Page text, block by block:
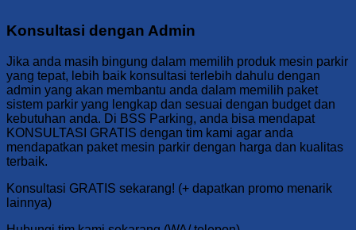
Konsultasi dengan Admin
Jika anda masih bingung dalam memilih produk mesin parkir
yang tepat, lebih baik konsultasi terlebih dahulu dengan
admin yang akan membantu anda dalam memilih paket
sistem parkir yang lengkap dan sesuai dengan budget dan
kebutuhan anda. Di BSS Parking, anda bisa mendapat
KONSULTASI GRATIS dengan tim kami agar anda
mendapatkan paket mesin parkir dengan harga dan kualitas
terbaik.
Konsultasi GRATIS sekarang! (+ dapatkan promo menarik
lainnya)